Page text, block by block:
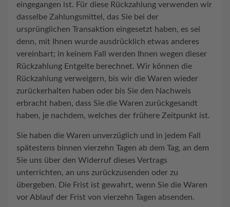
eingegangen ist. Für diese Rückzahlung verwenden wir
dasselbe Zahlungsmittel, das Sie bei der
ursprünglichen Transaktion eingesetzt haben, es sei
denn, mit Ihnen wurde ausdrücklich etwas anderes
vereinbart; in keinem Fall werden Ihnen wegen dieser
Rückzahlung Entgelte berechnet. Wir können die
Rückzahlung verweigern, bis wir die Waren wieder
zurückerhalten haben oder bis Sie den Nachweis
erbracht haben, dass Sie die Waren zurückgesandt
haben, je nachdem, welches der frühere Zeitpunkt ist.
Sie haben die Waren unverzüglich und in jedem Fall
spätestens binnen vierzehn Tagen ab dem Tag, an dem
Sie uns über den Widerruf dieses Vertrags
unterrichten, an uns zurückzusenden oder zu
übergeben. Die Frist ist gewahrt, wenn Sie die Waren
vor Ablauf der Frist von vierzehn Tagen absenden.